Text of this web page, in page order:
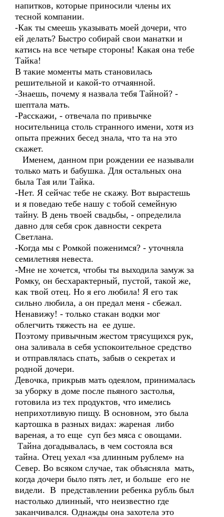
напитков, которые приносили члены их
тесной компании.
-Как ты смеешь указывать моей дочери, что
ей делать? Быстро собирай свои манатки и
катись на все четыре стороны! Какая она тебе
Тайка!
В такие моменты мать становилась
решительной и какой-то отчаянной.
-Знаешь, почему я назвала тебя Тайной? -
шептала мать.
-Расскажи, - отвечала по привычке
носительница столь странного имени, хотя из
опыта прежних бесед знала, что та на это
скажет.
Именем, данном при рождении ее называли
только мать и бабушка. Для остальных она
была Тая или Тайка.
-Нет. Я сейчас тебе не скажу. Вот вырастешь
и я поведаю тебе нашу с тобой семейную
тайну. В день твоей свадьбы, - определила
давно для себя срок давности секрета
Светлана.
-Когда мы с Ромкой поженимся? - уточняла
семилетняя невеста.
-Мне не хочется, чтобы ты выходила замуж за
Ромку, он бесхарактерный, пустой, такой же,
как твой отец. Но я его любила! Я его так
сильно любила, а он предал меня - сбежал.
Ненавижу! - только стакан водки мог
облегчить тяжесть на ее душе.
Поэтому привычным жестом трясущихся рук,
она заливала в себя успокоительное средство
и отправлялась спать, забыв о секретах и
родной дочери.
Девочка, прикрыв мать одеялом, принималась
за уборку в доме после пьяного застолья,
готовила из тех продуктов, что имелись
неприхотливую пищу. В основном, это была
картошка в разных видах: жареная либо
вареная, а то еще суп без мяса с овощами.
Тайна догадывалась, в чем состояла вся
тайна. Отец уехал «за длинным рублем» на
Север. Во всяком случае, так объясняла мать,
когда дочери было пять лет, и больше его не
видели. В представлении ребенка рубль был
настолько длинный, что неизвестно где
заканчивался. Однажды она захотела это